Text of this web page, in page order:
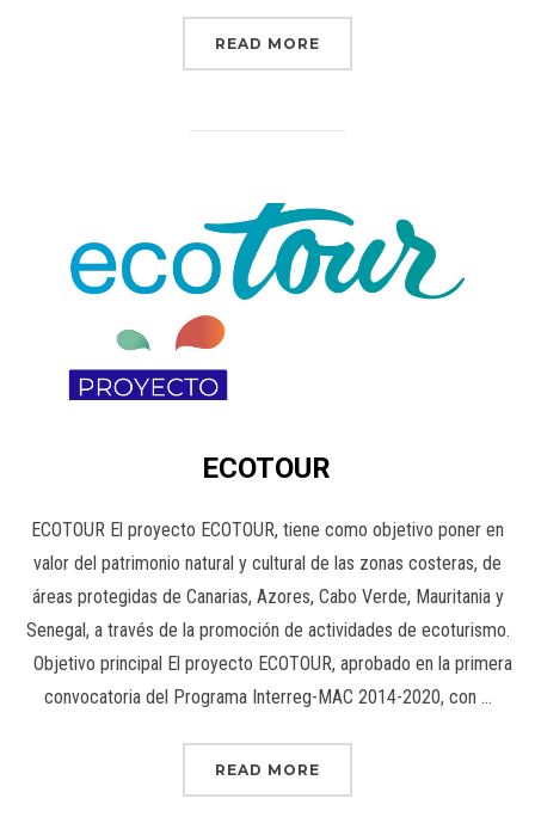
READ MORE
ECOTOUR
ECOTOUR El proyecto ECOTOUR, tiene como objetivo poner en
valor del patrimonio natural y cultural de las zonas costeras, de
áreas protegidas de Canarias, Azores, Cabo Verde, Mauritania y
Senegal, a través de la promoción de actividades de ecoturismo.
Objetivo principal El proyecto ECOTOUR, aprobado en la primera
convocatoria del Programa Interreg-MAC 2014-2020, con …
READ MORE